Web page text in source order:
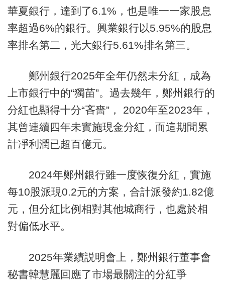
華夏銀行，達到了6.1%，也是唯一一家股息
率超過6%的銀行。興業銀行以5.95%的股息
率排名第二，光大銀行5.61%排名第三。
鄭州銀行2025年全年仍然未分紅，成為
上市銀行中的“獨苗”。過去幾年，鄭州銀行的
分紅也顯得十分“吝嗇”， 2020年至2023年，
其曾連續四年未實施現金分紅，而這期間累
計凈利潤已超百億元。
2024年鄭州銀行雖一度恢復分紅，實施
每10股派現0.2元的方案，合計派發約1.82億
元，但分紅比例相對其他城商行，也處於相
對偏低水平。
2025年業績説明會上，鄭州銀行董事會
秘書韓慧麗回應了市場最關注的分紅爭